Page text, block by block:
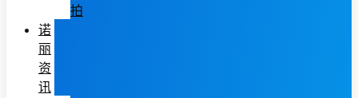
拍
诺
丽
资
讯